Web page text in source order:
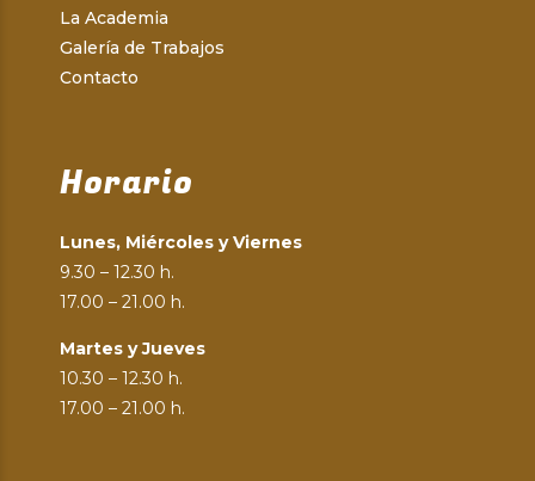
La Academia
Galería de Trabajos
Contacto
Horario
Lunes, Miércoles y Viernes
9.30 – 12.30 h.
17.00 – 21.00 h.
Martes y Jueves
10.30 – 12.30 h.
17.00 – 21.00 h.